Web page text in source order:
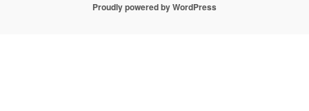
Proudly powered by WordPress